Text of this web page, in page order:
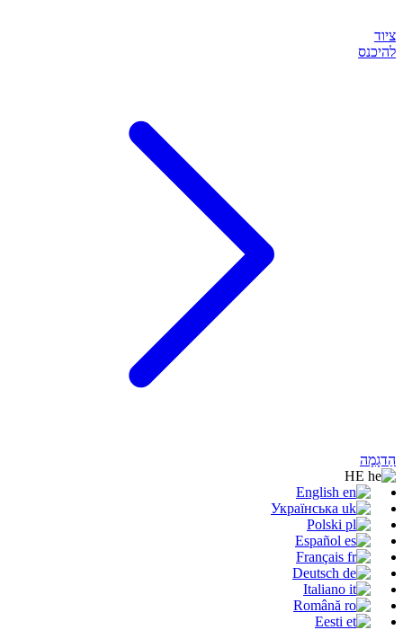
ציוד
להיכנס
הַדגָמָה
English
Українська
Polski
Español
Français
Deutsch
Italiano
Română
Eesti